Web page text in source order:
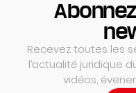
Recevez toutes les
l’actualité juridique
vidéos,